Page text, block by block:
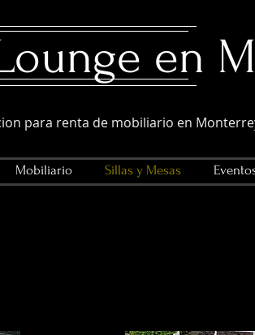
en
para renta de mobiliario en
Mobiliario Sillas y Mesas